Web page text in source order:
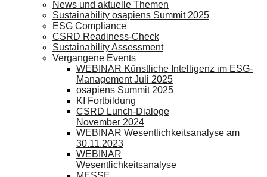
News und aktuelle Themen
Sustainability osapiens Summit 2025
ESG Compliance
CSRD Readiness-Check
Sustainability Assessment
Vergangene Events
WEBINAR Künstliche Intelligenz im ESG-
Management Juli 2025
osapiens Summit 2025
KI Fortbildung
CSRD Lunch-Dialoge
November 2024
WEBINAR Wesentlichkeitsanalyse am
30.11.2023
WEBINAR
Wesentlichkeitsanalyse